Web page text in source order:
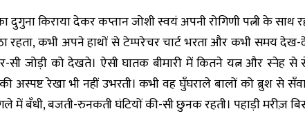
दुगुना किराया देकर कप्तान जोशी स्वयं अपनी रोगिणी पत्नी के
रहता, कभी अपने हाथों से टेम्परेचर चार्ट भरता और कभी समय
जोड़ी को देखते। ऐसी घातक बीमारी में कितने यत्न और स्नेह
रेखा भी नहीं उभरती। कभी वह घुँघराले बालों को ब्रुश से
में बँधी, बजती-रुनकती घंटियों की-सी छुनक रहती। पहाड़ी मरीज़